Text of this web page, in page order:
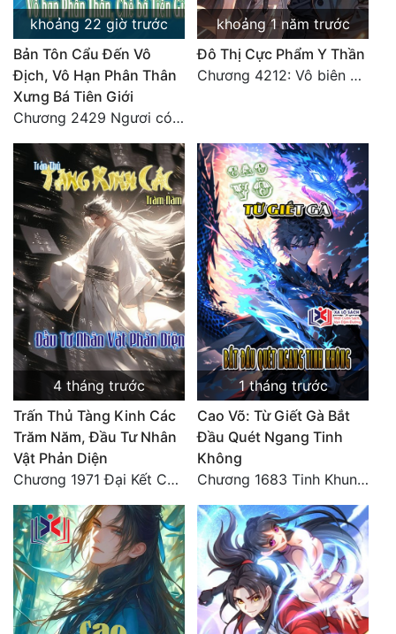
Điềm Đạm
khoảng 22 giờ trước
Bản Tôn Cẩu Đến Vô
Địch, Vô Hạn Phân Thân
Xưng Bá Tiên Giới
Chương 2429 Ngươi có tuệ nhãn? Ta có...
khoảng 1 năm trước
Đô Thị Cực Phẩm Y Thần
Chương 4212: Vô biên hắc ám
4 tháng trước
Trấn Thủ Tàng Kinh Các
Trăm Năm, Đầu Tư Nhân
Vật Phản Diện
Chương 1971 Đại Kết Cục!
1 tháng trước
Cao Võ: Từ Giết Gà Bắt
Đầu Quét Ngang Tinh
Không
Chương 1683 Tinh Khung Võ Thánh (Hết)